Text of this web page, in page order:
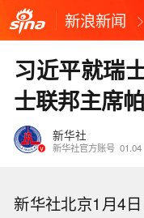
新浪新闻
习近平就瑞
士联邦主席
新华社
新华社官方账号 01.04
新华社北京1月4